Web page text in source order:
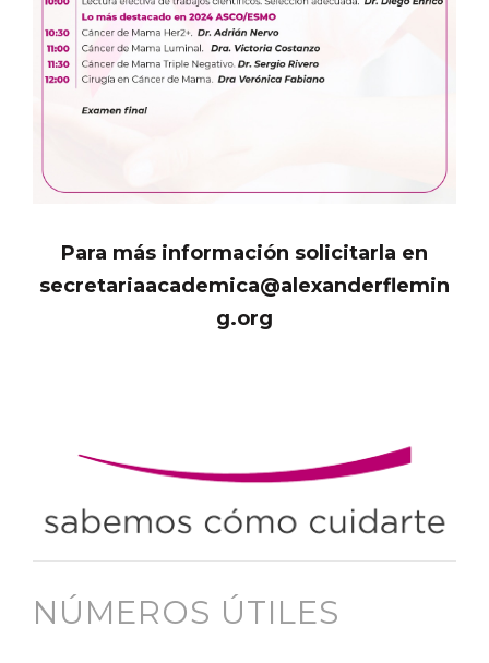
Para más información solicitarla en
secretariaacademica@alexanderflemin
g.org
NÚMEROS ÚTILES